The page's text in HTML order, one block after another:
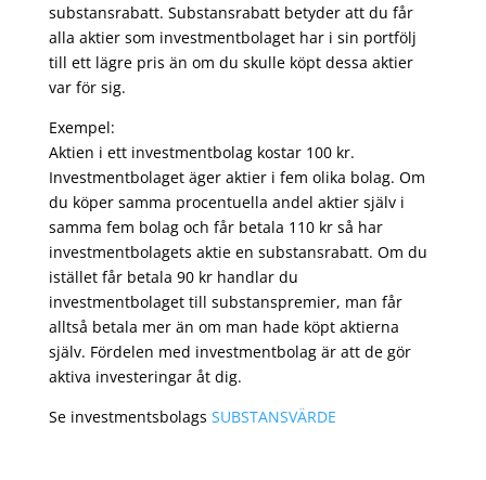
substansrabatt. Substansrabatt betyder att du får
alla aktier som investmentbolaget har i sin portfölj
till ett lägre pris än om du skulle köpt dessa aktier
var för sig.
Exempel:
Aktien i ett investmentbolag kostar 100 kr.
Investmentbolaget äger aktier i fem olika bolag. Om
du köper samma procentuella andel aktier själv i
samma fem bolag och får betala 110 kr så har
investmentbolagets aktie en substansrabatt. Om du
istället får betala 90 kr handlar du
investmentbolaget till substanspremier, man får
alltså betala mer än om man hade köpt aktierna
själv. Fördelen med investmentbolag är att de gör
aktiva investeringar åt dig.
Se investmentsbolags SUBSTANSVÄRDE